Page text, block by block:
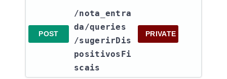
POST
/nota_entra
da​/queries​
/sugerirDis
positivosFi
scais
PRIVATE